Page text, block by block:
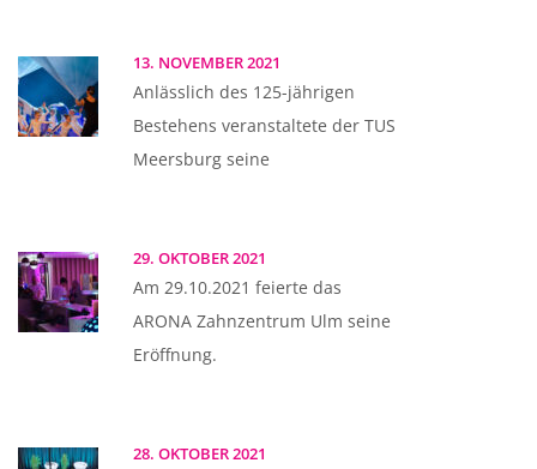
13. NOVEMBER 2021
Anlässlich des 125-jährigen
Bestehens veranstaltete der TUS
Meersburg seine
29. OKTOBER 2021
Am 29.10.2021 feierte das
ARONA Zahnzentrum Ulm seine
Eröffnung.
28. OKTOBER 2021